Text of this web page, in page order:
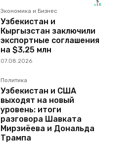
Экономика и Бизнес
Узбекистан и
Кыргызстан заключили
экспортные соглашения
на $3,25 млн
07.08.2026
Политика
Узбекистан и США
выходят на новый
уровень: итоги
разговора Шавката
Мирзиёева и Дональда
Трампа